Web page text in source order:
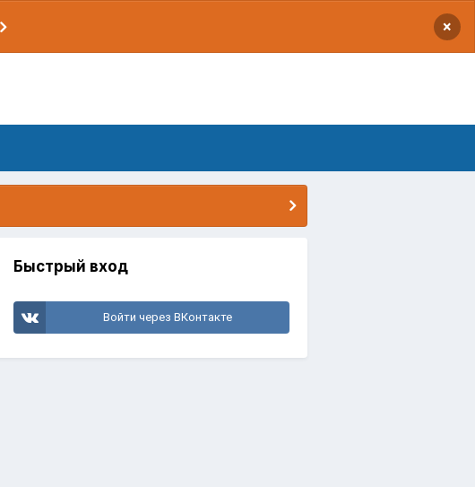
×
Быстрый вход
Войти через ВКонтакте